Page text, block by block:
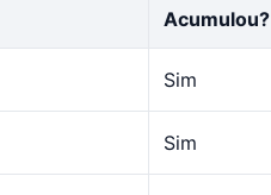
Acumulou?
Sim
Sim